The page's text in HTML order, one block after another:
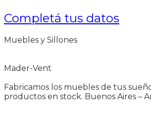
Completá tus datos
Muebles y Sillones
Mader-Vent
Fabricamos los muebles de tus
productos en stock. Buenos Aires –